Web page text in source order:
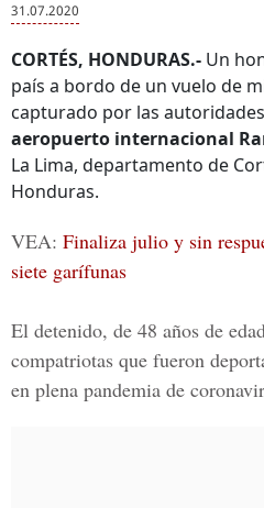
31.07.2020
CORTÉS, HONDURAS.- Un
país a bordo de un vuelo de
capturado por las
aeropuerto internacional
La Lima, departamento de
Honduras.
VEA: Finaliza julio y sin
siete garífunas
El detenido, de 48 años de
compatriotas que fueron
en plena pandemia de